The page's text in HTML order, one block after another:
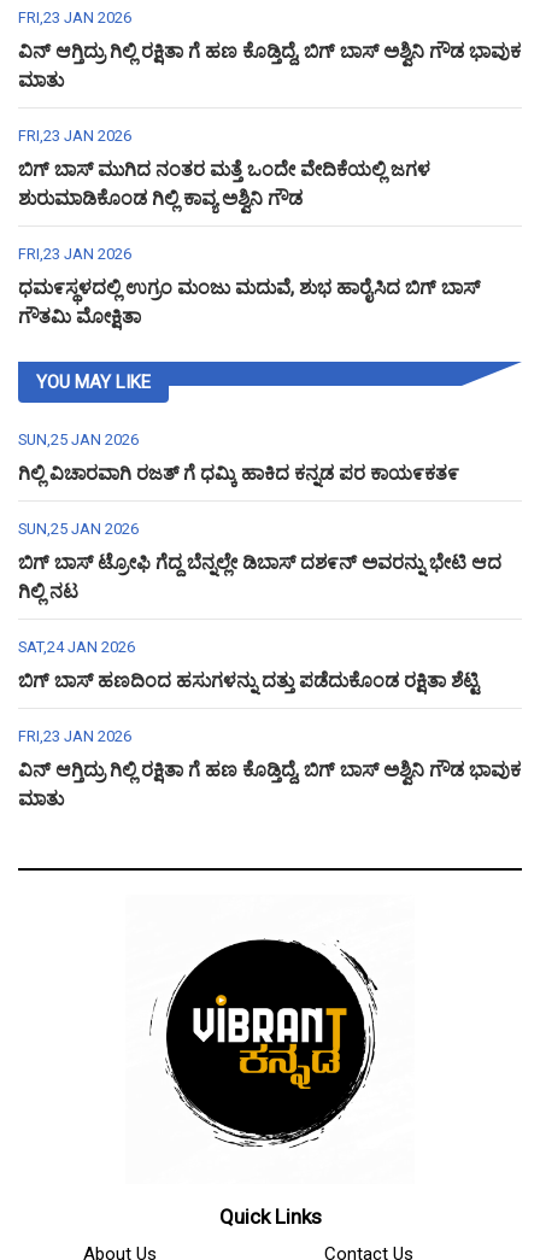
FRI,23 JAN 2026
ವಿನ್ ಆಗ್ತಿದ್ರು ಗಿಲ್ಲಿ ರಕ್ಷಿತಾ ಗೆ ಹಣ ಕೊಡ್ತಿದ್ದೆ, ಬಿಗ್ ಬಾಸ್ ಅಶ್ವಿನಿ ಗೌಡ ಭಾವುಕ
ಮಾತು
FRI,23 JAN 2026
ಬಿಗ್ ಬಾಸ್ ಮುಗಿದ ನಂತರ ಮತ್ತೆ ಒಂದೇ ವೇದಿಕೆಯಲ್ಲಿ ಜಗಳ
ಶುರುಮಾಡಿಕೊಂಡ ಗಿಲ್ಲಿ ಕಾವ್ಯ ಅಶ್ವಿನಿ ಗೌಡ
FRI,23 JAN 2026
ಧಮ೯ಸ್ಥಳದಲ್ಲಿ ಉಗ್ರಂ ಮಂಜು ಮದುವೆ, ಶುಭ ಹಾರೈಸಿದ ಬಿಗ್ ಬಾಸ್
ಗೌತಮಿ ಮೋಕ್ಷಿತಾ
YOU MAY LIKE
SUN,25 JAN 2026
ಗಿಲ್ಲಿ ವಿಚಾರವಾಗಿ ರಜತ್ ಗೆ ಧಮ್ಕಿ ಹಾಕಿದ ಕನ್ನಡ ಪರ ಕಾಯ೯ಕತ೯
SUN,25 JAN 2026
ಬಿಗ್ ಬಾಸ್ ಟ್ರೋಫಿ ಗೆದ್ದ ಬೆನ್ನಲ್ಲೇ ಡಿಬಾಸ್ ದಶ೯ನ್ ಅವರನ್ನು ಭೇಟಿ ಆದ
ಗಿಲ್ಲಿ ನಟ
SAT,24 JAN 2026
ಬಿಗ್ ಬಾಸ್ ಹಣದಿಂದ ಹಸುಗಳನ್ನು ದತ್ತು ಪಡೆದುಕೊಂಡ ರಕ್ಷಿತಾ ಶೆಟ್ಟಿ
FRI,23 JAN 2026
ವಿನ್ ಆಗ್ತಿದ್ರು ಗಿಲ್ಲಿ ರಕ್ಷಿತಾ ಗೆ ಹಣ ಕೊಡ್ತಿದ್ದೆ, ಬಿಗ್ ಬಾಸ್ ಅಶ್ವಿನಿ ಗೌಡ ಭಾವುಕ
ಮಾತು
Quick Links
About Us Contact Us